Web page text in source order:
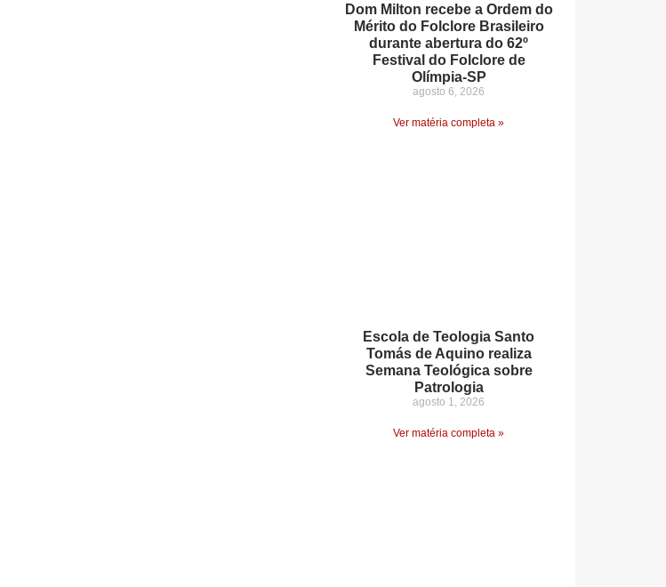
Dom Milton recebe a Ordem do
Mérito do Folclore Brasileiro
durante abertura do 62º
Festival do Folclore de
Olímpia-SP
agosto 6, 2026
Ver matéria completa »
Escola de Teologia Santo
Tomás de Aquino realiza
Semana Teológica sobre
Patrologia
agosto 1, 2026
Ver matéria completa »